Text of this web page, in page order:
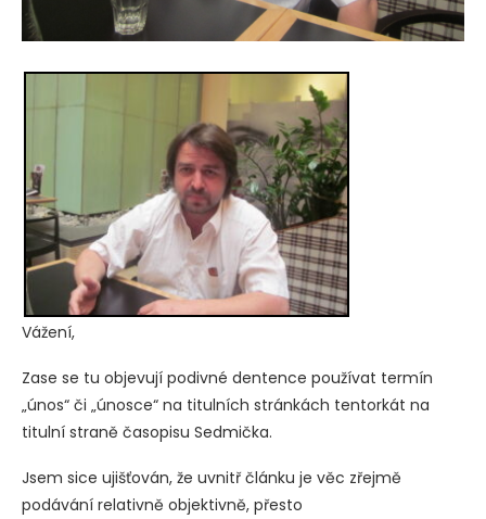
Vážení,
Zase se tu objevují podivné dentence používat termín
„únos“ či „únosce“ na titulních stránkách tentorkát na
titulní straně časopisu Sedmička.
Jsem sice ujišťován, že uvnitř článku je věc zřejmě
podávání relativně objektivně, přesto